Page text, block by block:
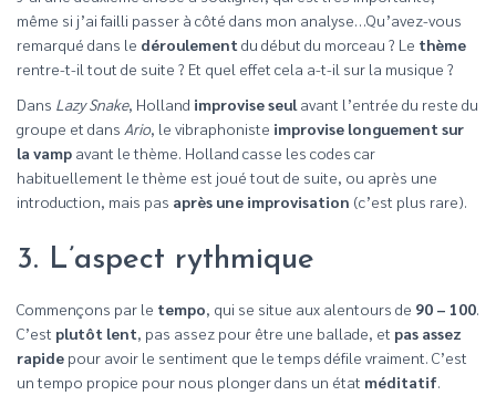
même si j’ai failli passer à côté dans mon analyse…Qu’avez-vous
remarqué dans le déroulement du début du morceau ? Le thème
rentre-t-il tout de suite ? Et quel effet cela a-t-il sur la musique ?
Dans Lazy Snake, Holland improvise seul avant l’entrée du reste du
groupe et dans Ario, le vibraphoniste improvise longuement sur
la vamp avant le thème. Holland casse les codes car
habituellement le thème est joué tout de suite, ou après une
introduction, mais pas après une improvisation (c’est plus rare).
3. L’aspect rythmique
Commençons par le tempo, qui se situe aux alentours de 90 – 100.
C’est plutôt lent, pas assez pour être une ballade, et pas assez
rapide pour avoir le sentiment que le temps défile vraiment. C’est
un tempo propice pour nous plonger dans un état méditatif.